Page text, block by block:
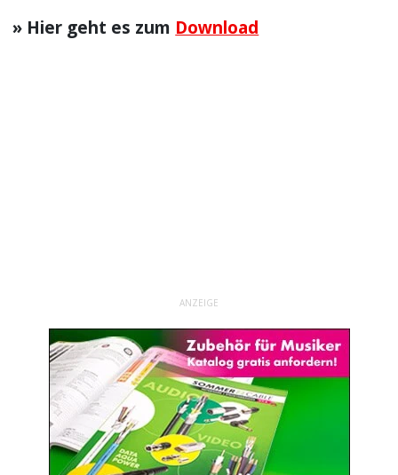
» Hier geht es zum Download
ANZEIGE